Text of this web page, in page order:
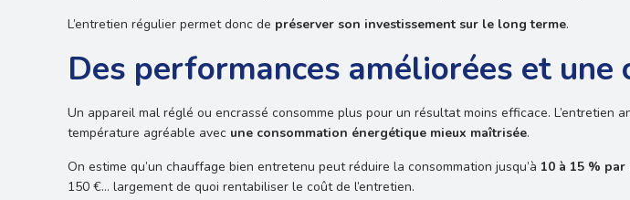
L’entretien régulier permet donc de préserver son investissement sur le long terme.
Des performances améliorées et
Un appareil mal réglé ou encrassé consomme plus pour un résultat moins efficace.
température agréable avec une consommation énergétique mieux maîtrisée.
On estime qu’un chauffage bien entretenu peut réduire la consommation jusqu’à 10 à 15 % par
150 €… largement de quoi rentabiliser le coût de l’entretien.